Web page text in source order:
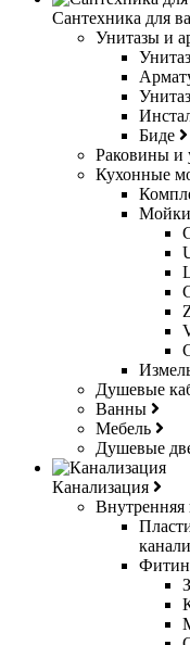
Сантехника для
Унитазы и
Биде
Раковины и
Кухонные
Мойки
Душевые
Ванны
Мебель
Душевые
Канализация
Внутренняя